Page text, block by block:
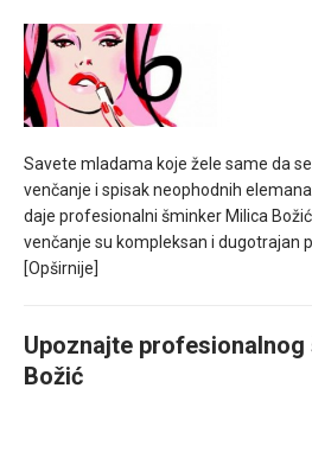
Savete mladama koje žele same da
venčanje i spisak neophodnih
daje profesionalni šminker Milica
venčanje su kompleksan i dugotrajan
[Opširnije]
Upoznajte
Božić